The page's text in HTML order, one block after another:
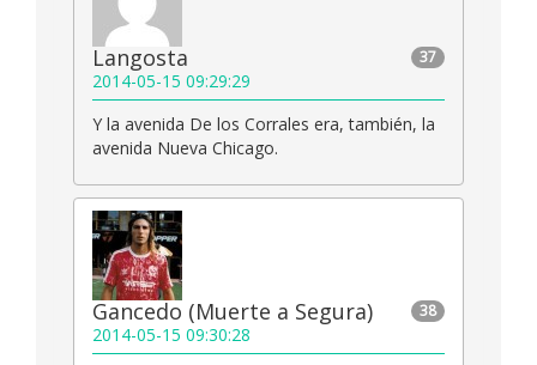
37
Langosta
2014-05-15 09:29:29
Y la avenida De los Corrales era, también, la
avenida Nueva Chicago.
38
Gancedo (Muerte a Segura)
2014-05-15 09:30:28